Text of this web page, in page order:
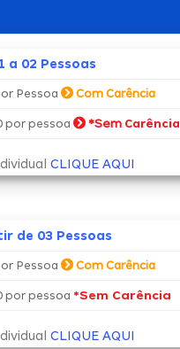
a 02 Pessoas
Pessoa Com Carência
por pessoa *Sem Carência
CLIQUE AQUI
de 03 Pessoas
Pessoa Com Carência
por pessoa *Sem Carência
CLIQUE AQUI